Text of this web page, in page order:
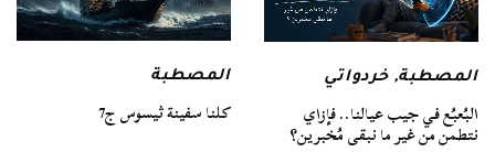
المصطبة,خردواتي
البُعبُع في جيب عيالنا.. فإزاي
نتطمن من غير ما نبقى مُخبرين؟
المصطبة
كلنا سفينة ثيسوس ج7